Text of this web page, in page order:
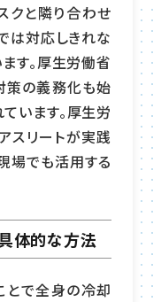
クと隣り合わせ
は対応しきれな
す。厚生労働省
の義務化も始
います。厚生労
スリートが実践
場でも活用する
体的な方法
とで全身の冷却